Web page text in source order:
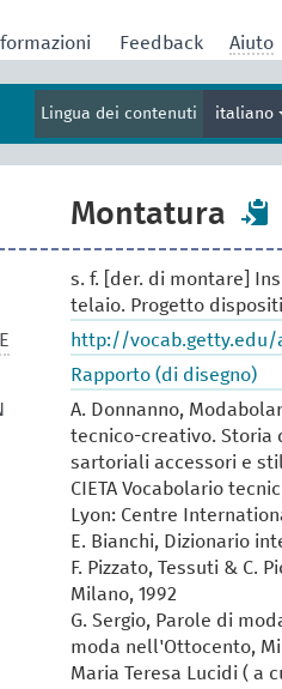
Feedback Aiuto
Lingua dei contenuti italiano
Montatura
s. f. [der. di montare]
telaio. Progetto
http://vocab.getty.edu/
Rapporto (di disegno)
A. Donnanno,
tecnico-creativo. Storia
sartoriali accessori e
CIETA Vocabolario
Lyon: Centre
E. Bianchi, Dizionario
F. Pizzato, Tessuti & C.
Milano, 1992
G. Sergio, Parole di
moda nell'Ottocento,
Maria Teresa Lucidi ( a